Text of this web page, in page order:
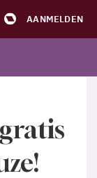
AANMELDEN